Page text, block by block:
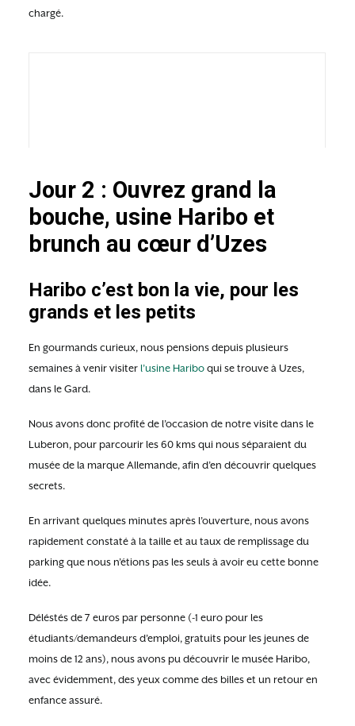
chargé.
Jour 2 : Ouvrez grand la
bouche, usine Haribo et
brunch au cœur d’Uzes
Haribo c’est bon la vie, pour les
grands et les petits
En gourmands curieux, nous pensions depuis plusieurs
semaines à venir visiter l’usine Haribo qui se trouve à Uzes,
dans le Gard.
Nous avons donc profité de l’occasion de notre visite dans le
Luberon, pour parcourir les 60 kms qui nous séparaient du
musée de la marque Allemande, afin d’en découvrir quelques
secrets.
En arrivant quelques minutes après l’ouverture, nous avons
rapidement constaté à la taille et au taux de remplissage du
parking que nous n’étions pas les seuls à avoir eu cette bonne
idée.
Déléstés de 7 euros par personne (-1 euro pour les
étudiants/demandeurs d’emploi, gratuits pour les jeunes de
moins de 12 ans), nous avons pu découvrir le musée Haribo,
avec évidemment, des yeux comme des billes et un retour en
enfance assuré.